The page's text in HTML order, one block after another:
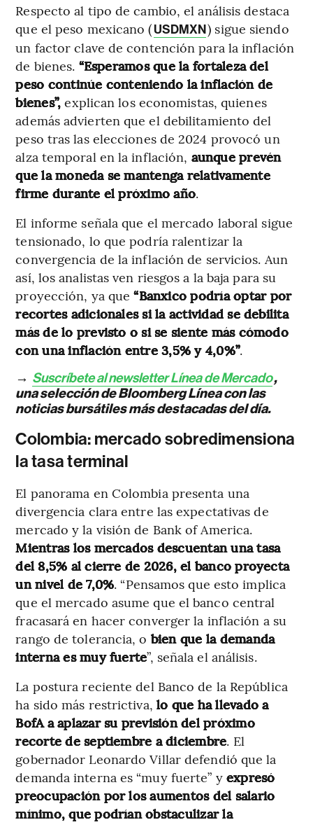
Respecto al tipo de cambio, el análisis destaca
que el peso mexicano (USDMXN) sigue siendo
un factor clave de contención para la inflación
de bienes. “Esperamos que la fortaleza del
peso continúe conteniendo la inflación de
bienes”, explican los economistas, quienes
además advierten que el debilitamiento del
peso tras las elecciones de 2024 provocó un
alza temporal en la inflación, aunque prevén
que la moneda se mantenga relativamente
firme durante el próximo año.
El informe señala que el mercado laboral sigue
tensionado, lo que podría ralentizar la
convergencia de la inflación de servicios. Aun
así, los analistas ven riesgos a la baja para su
proyección, ya que“Banxico podría optar por
recortes adicionales si la actividad se debilita
más de lo previsto o si se siente más cómodo
con una inflación entre 3,5% y 4,0%”.
→ Suscríbete al newsletter Línea de Mercado,
una selección de Bloomberg Línea con las
noticias bursátiles más destacadas del día.
Colombia: mercado sobredimensiona
la tasa terminal
El panorama en Colombia presenta una
divergencia clara entre las expectativas de
mercado y la visión de Bank of America.
Mientras los mercados descuentan una tasa
del 8,5% al cierre de 2026, el banco proyecta
un nivel de 7,0%. “Pensamos que esto implica
que el mercado asume que el banco central
fracasará en hacer converger la inflación a su
rango de tolerancia, o bien que la demanda
interna es muy fuerte”, señala el análisis.
La postura reciente del Banco de la República
ha sido más restrictiva, lo que ha llevado a
BofA a aplazar su previsión del próximo
recorte de septiembre a diciembre. El
gobernador Leonardo Villar defendió que la
demanda interna es “muy fuerte” y expresó
preocupación por los aumentos del salario
mínimo, que podrían obstaculizar la